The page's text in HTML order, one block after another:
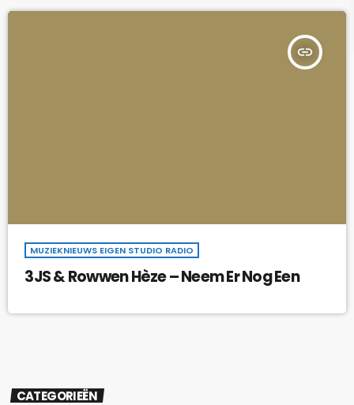
insert_link
MUZIEKNIEUWS EIGEN STUDIO RADIO
3JS & Rowwen Hèze – Neem Er Nog Een
CATEGORIEËN